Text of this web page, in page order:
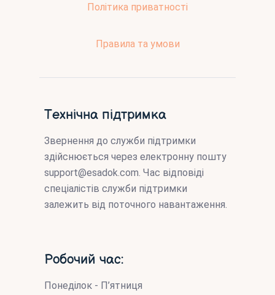
Політика приватності
Правила та умови
Технічна підтримка
Звернення до служби підтримки
здійснюється через електронну пошту
support@esadok.com. Час відповіді
спеціалістів служби підтримки
залежить від поточного навантаження.
Робочий час:
Понеділок - П’ятниця